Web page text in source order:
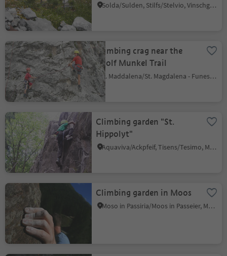
Solda/Sulden, Stilfs/Stelvio, Vinschgau/Val Venosta
Climbing crag near the
Adolf Munkel Trail
S. Maddalena/St. Magdalena - Funes/Villnöss, Villnöss/Funes, Dolomites Region Lüsen Villnöss
Climbing garden "St.
Hippolyt"
Aquaviva/Ackpfeif, Tisens/Tesimo, Meran/Merano and environs
Climbing garden in Moos
Moso in Passiria/Moos in Passeier, Moos in Passeier/Moso in Passiria, Meran/Merano and environs